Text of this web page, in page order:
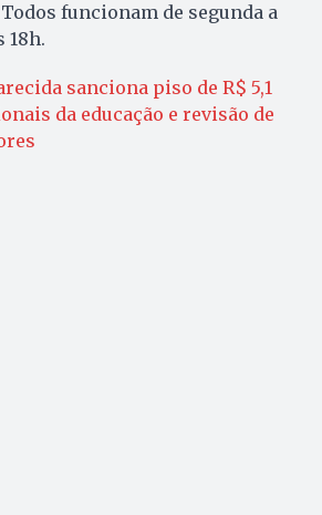
Todos funcionam de segunda a
18h.
sanciona piso de R$ 5,1
da educação e revisão de